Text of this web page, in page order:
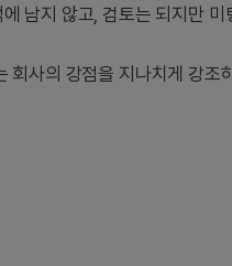
남지 않고, 검토는 되지만
회사의 강점을 지나치게 강조